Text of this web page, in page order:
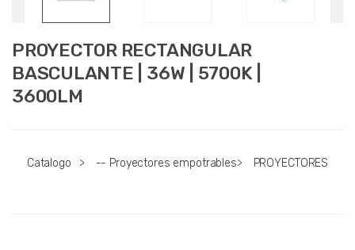
PROYECTOR RECTANGULAR
BASCULANTE | 36W | 5700K |
3600LM
Catalogo > -- Proyectores empotrables> PROYECTORES